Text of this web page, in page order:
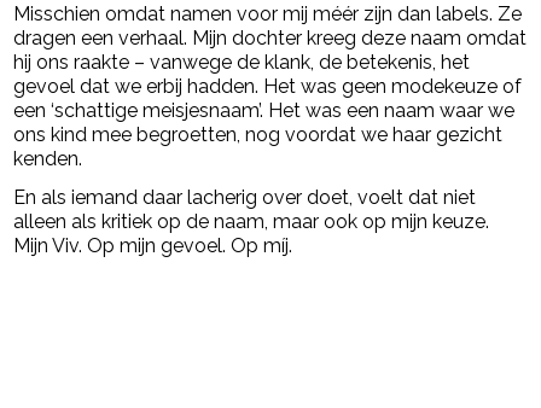
Misschien omdat namen voor mij méér zijn dan labels. Ze
dragen een verhaal. Mijn dochter kreeg deze naam omdat
hij ons raakte – vanwege de klank, de betekenis, het
gevoel dat we erbij hadden. Het was geen modekeuze of
een ‘schattige meisjesnaam’. Het was een naam waar we
ons kind mee begroetten, nog voordat we haar gezicht
kenden.
En als iemand daar lacherig over doet, voelt dat niet
alleen als kritiek op de naam, maar ook op mijn keuze.
Mijn Viv. Op mijn gevoel. Op míj.